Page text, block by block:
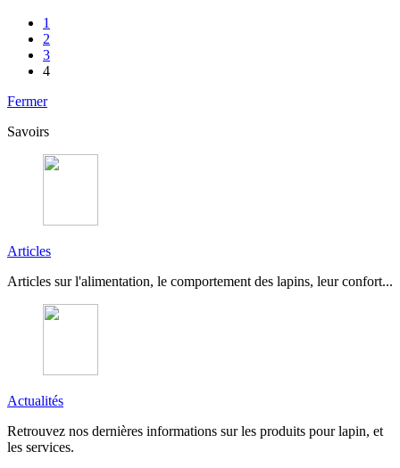
1
2
3
4
Fermer
Savoirs
Articles
Articles sur l'alimentation, le comportement des lapins, leur confort...
Actualités
Retrouvez nos dernières informations sur les produits pour lapin, et
les services.